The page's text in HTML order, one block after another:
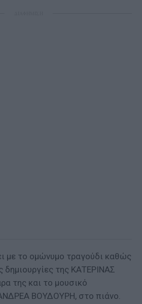
με το ομώνυμο τραγούδι καθώς
δημιουργίες της ΚΑΤΕΡΙΝΑΣ
της και το μουσικό
ΒΟΥΔΟΥΡΗ, στο πιάνο.